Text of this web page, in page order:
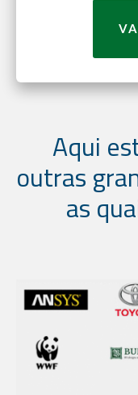
Aqui
outras
as